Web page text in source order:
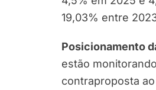
19,03% entre
Posicionamento
estão
contraproposta